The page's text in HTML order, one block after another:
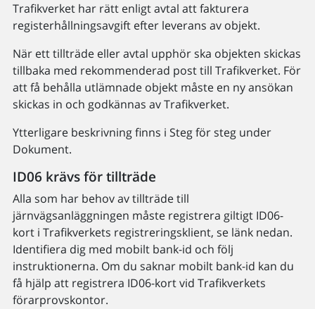
Trafikverket har rätt enligt avtal att fakturera
registerhållningsavgift efter leverans av objekt.
När ett tillträde eller avtal upphör ska objekten skickas
tillbaka med rekommenderad post till Trafikverket. För
att få behålla utlämnade objekt måste en ny ansökan
skickas in och godkännas av Trafikverket.
Ytterligare beskrivning finns i Steg för steg under
Dokument.
ID06 krävs för tillträde
Alla som har behov av tillträde till
järnvägsanläggningen måste registrera giltigt ID06-
kort i Trafikverkets registreringsklient, se länk nedan.
Identifiera dig med mobilt bank-id och följ
instruktionerna. Om du saknar mobilt bank-id kan du
få hjälp att registrera ID06-kort vid Trafikverkets
förarprovskontor.